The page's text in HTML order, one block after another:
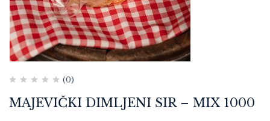
(0)
MAJEVIČKI DIMLJENI SIR – MIX 1000